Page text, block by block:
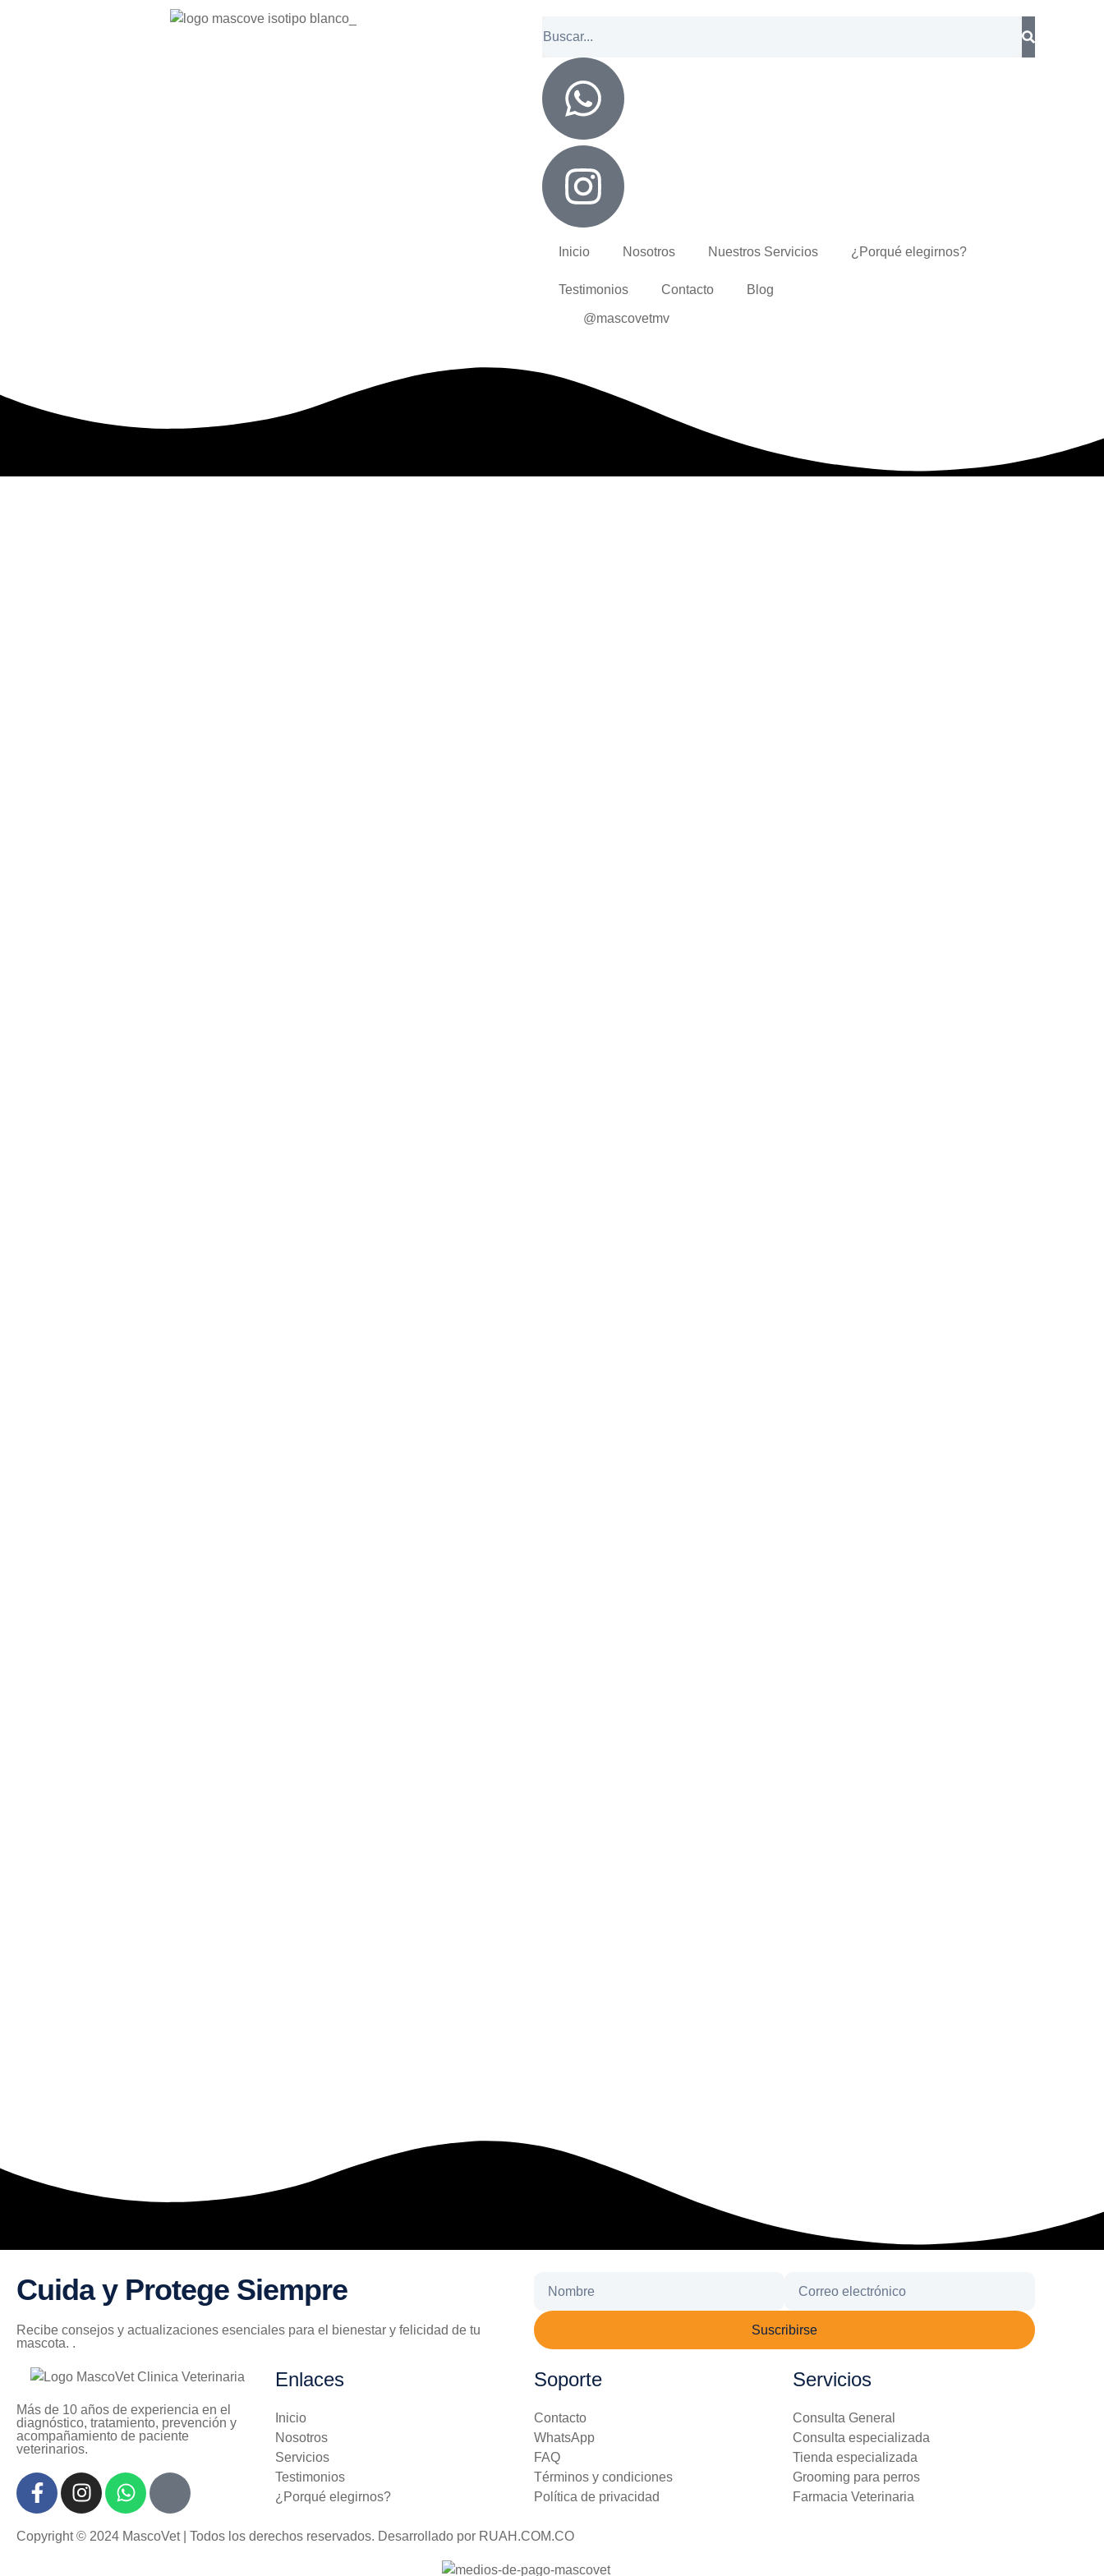
Inicio Nosotros Nuestros Servicios ¿Porqué elegirnos?
Testimonios Contacto Blog
@mascovetmv
Cuida y Protege Siempre
Recibe consejos y actualizaciones esenciales para el bienestar y felicidad de tu
mascota. .
Suscribirse
Más de 10 años de experiencia en el
diagnóstico, tratamiento, prevención y
acompañamiento de paciente
veterinarios.
Enlaces
Inicio
Nosotros
Servicios
Testimonios
¿Porqué elegirnos?
Soporte
Contacto
WhatsApp
FAQ
Términos y condiciones
Política de privacidad
Servicios
Consulta General
Consulta especializada
Tienda especializada
Grooming para perros
Farmacia Veterinaria
Copyright © 2024 MascoVet | Todos los derechos reservados. Desarrollado por RUAH.COM.CO